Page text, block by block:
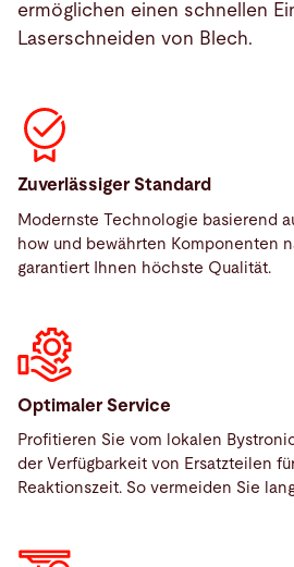
ermöglichen einen schnellen
Laserschneiden von Blech.
Zuverlässiger Standard
Modernste Technologie basierend
how und bewährten Komponenten
garantiert Ihnen höchste Qualität.
Optimaler Service
Profitieren Sie vom lokalen
der Verfügbarkeit von Ersatzteilen
Reaktionszeit. So vermeiden Sie